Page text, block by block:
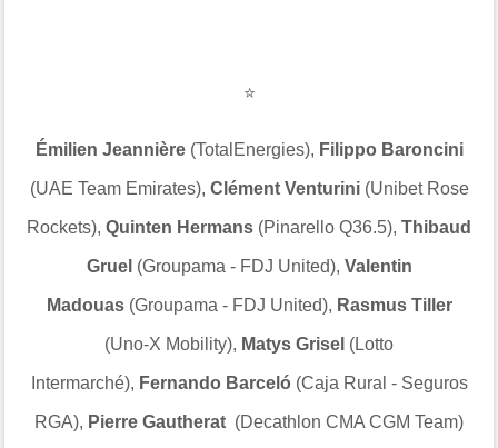
⭐
Émilien Jeannière(TotalEnergies), Filippo Baroncini
(UAE Team Emirates), Clément Venturini(Unibet Rose
Rockets), Quinten Hermans (Pinarello Q36.5), Thibaud
Gruel (Groupama - FDJ United), Valentin
Madouas (Groupama - FDJ United), Rasmus Tiller
(Uno-X Mobility), Matys Grisel (Lotto
Intermarché), Fernando Barceló (Caja Rural - Seguros
RGA), Pierre Gautherat (Decathlon CMA CGM Team)